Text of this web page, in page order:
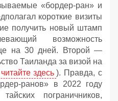
«бордер-ран» и
короткие визиты
получить новый штамп
возможность
на 30 дней. Второй —
Таиланда за визой на
здесь ). Правда, с
ранов» в 2022 году
пограничников,